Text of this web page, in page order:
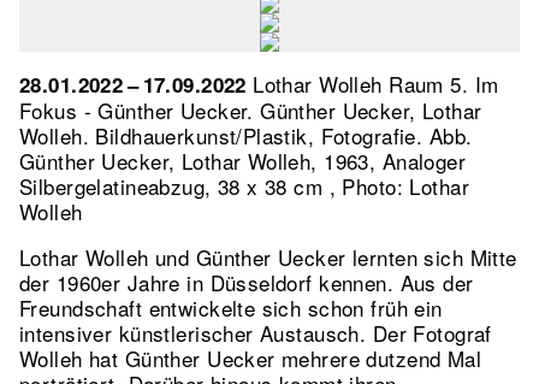
28.01.2022 – 17.09.2022 Lothar Wolleh Raum 5. Im
Fokus - Günther Uecker. Günther Uecker, Lothar
Wolleh. Bildhauerkunst/Plastik, Fotografie. Abb.
Günther Uecker, Lothar Wolleh, 1963, Analoger
Silbergelatineabzug, 38 x 38 cm , Photo: Lothar
Wolleh
Lothar Wolleh und Günther Uecker lernten sich Mitte
der 1960er Jahre in Düsseldorf kennen. Aus der
Freundschaft entwickelte sich schon früh ein
intensiver künstlerischer Austausch. Der Fotograf
Wolleh hat Günther Uecker mehrere dutzend Mal